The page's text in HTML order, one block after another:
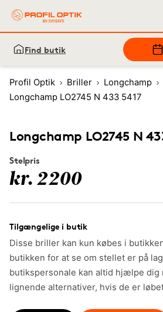
Find butik
Profil Optik Briller
Longchamp
Longchamp LO2745 N 433 5417
Longchamp LO2745 N
Stelpris
kr. 2200
Tilgængelige i butik
Disse briller kan kun købes i
butikken for at se om stellet er på
butikspersonale kan altid hjælpe dig
lignende alternativer, hvis de er